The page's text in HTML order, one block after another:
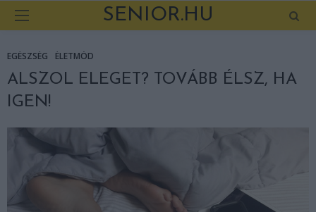
SENIOR.HU
EGÉSZSÉG ÉLETMÓD
ALSZOL ELEGET? TOVÁBB ÉLSZ, HA
IGEN!